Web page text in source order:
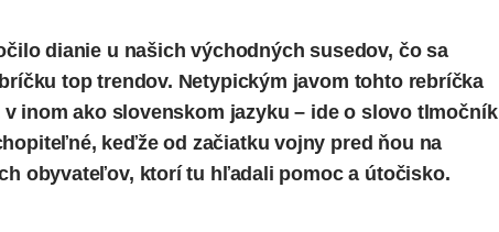
dianie u našich východných susedov, čo sa
top trendov. Netypickým javom tohto rebríčka
inom ako slovenskom jazyku – ide o slovo tlmočník
keďže od začiatku vojny pred ňou na
obyvateľov, ktorí tu hľadali pomoc a útočisko.